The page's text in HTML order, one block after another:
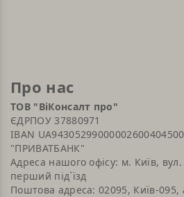
Про нас
ТОВ "ВіКонсалт про"
ЄДРПОУ 37880971
IBAN
"ПРИВАТБАНК"
Адреса нашого офісу: м. Київ, вул.
перший під`їзд
Поштова адреса: 02095, Київ-